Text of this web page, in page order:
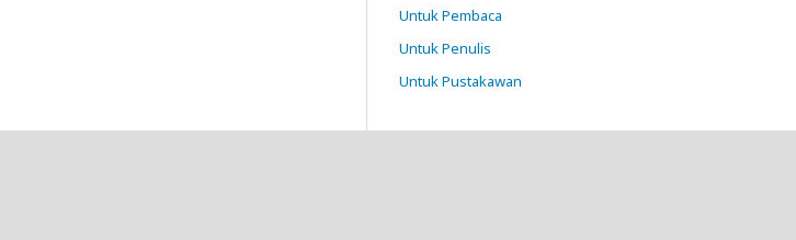
Untuk Pembaca
Untuk Penulis
Untuk Pustakawan